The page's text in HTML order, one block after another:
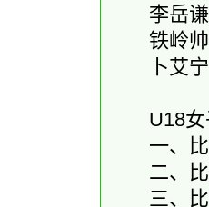
李岳谦
铁岭帅
卜艾宁
U18女
一、比
二、比
三、比